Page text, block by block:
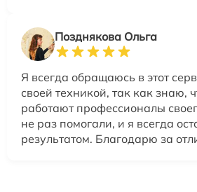
Позднякова Ольга
Я всегда обращаюсь в этот
своей техникой, так как знаю,
работают профессионалы
не раз помогали, и я всегда
результатом. Благодарю за